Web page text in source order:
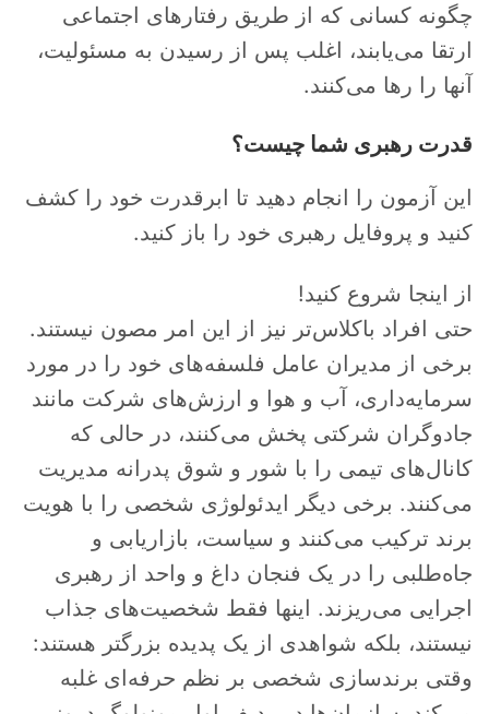
چگونه کسانی که از طریق رفتارهای اجتماعی
ارتقا می‌یابند، اغلب پس از رسیدن به مسئولیت،
آنها را رها می‌کنند.
قدرت رهبری شما چیست؟
این آزمون را انجام دهید تا ابرقدرت خود را کشف
کنید و پروفایل رهبری خود را باز کنید.
از اینجا شروع کنید!
حتی افراد باکلاس‌تر نیز از این امر مصون نیستند.
برخی از مدیران عامل فلسفه‌های خود را در مورد
سرمایه‌داری، آب و هوا و ارزش‌های شرکت مانند
جادوگران شرکتی پخش می‌کنند، در حالی که
کانال‌های تیمی را با شور و شوق پدرانه مدیریت
می‌کنند. برخی دیگر ایدئولوژی شخصی را با هویت
برند ترکیب می‌کنند و سیاست، بازاریابی و
جاه‌طلبی را در یک فنجان داغ و واحد از رهبری
اجرایی می‌ریزند. اینها فقط شخصیت‌های جذاب
نیستند، بلکه شواهدی از یک پدیده بزرگتر هستند:
وقتی برندسازی شخصی بر نظم حرفه‌ای غلبه